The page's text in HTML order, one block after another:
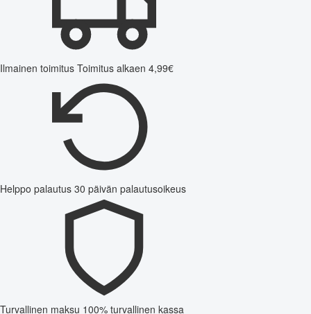
Ilmainen toimitus Toimitus alkaen 4,99€
Helppo palautus 30 päivän palautusoikeus
Turvallinen maksu 100% turvallinen kassa